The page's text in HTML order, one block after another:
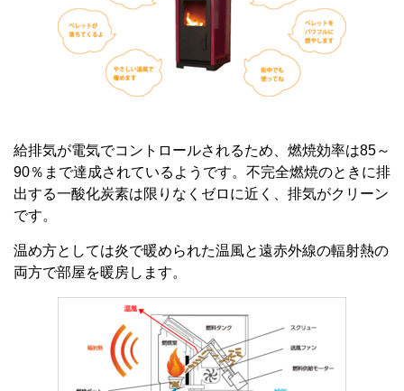
給排気が電気でコントロールされるため、燃焼効率は85～
90％まで達成されているようです。不完全燃焼のときに排
出する一酸化炭素は限りなくゼロに近く、排気がクリーン
です。
温め方としては炎で暖められた温風と遠赤外線の輻射熱の
両方で部屋を暖房します。